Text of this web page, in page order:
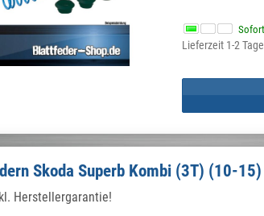
Lieferzeit 1-2 Tage
Skoda Superb Kombi (3T) (10-15)
Herstellergarantie!